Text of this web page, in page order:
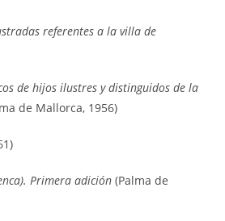
referentes a la villa de
de hijos ilustres y distinguidos de la
de Mallorca, 1956)
Primera adición(Palma de